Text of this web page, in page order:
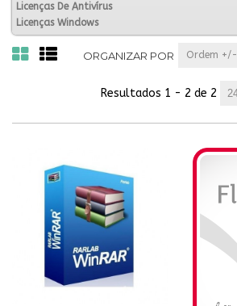
Licenças De Antivírus
Licenças Windows
ORGANIZAR POR Ordem +/-
Resultados 1 - 2 de 2